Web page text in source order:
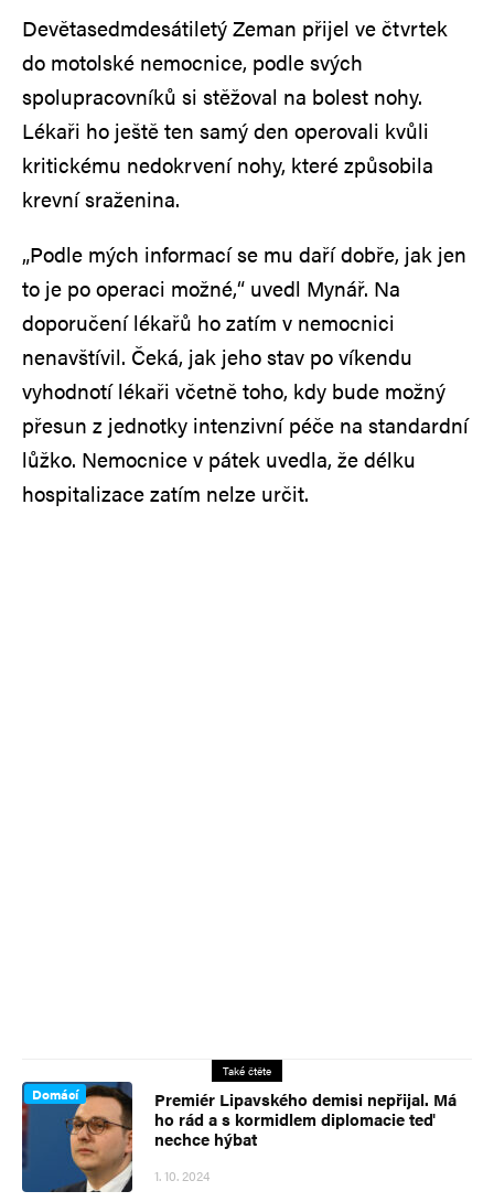
Devětasedmdesátiletý Zeman přijel ve čtvrtek
do motolské nemocnice, podle svých
spolupracovníků si stěžoval na bolest nohy.
Lékaři ho ještě ten samý den operovali kvůli
kritickému nedokrvení nohy, které způsobila
krevní sraženina.
„Podle mých informací se mu daří dobře, jak jen
to je po operaci možné,“ uvedl Mynář. Na
doporučení lékařů ho zatím v nemocnici
nenavštívil. Čeká, jak jeho stav po víkendu
vyhodnotí lékaři včetně toho, kdy bude možný
přesun z jednotky intenzivní péče na standardní
lůžko. Nemocnice v pátek uvedla, že délku
hospitalizace zatím nelze určit.
Také čtěte
Domácí
Premiér Lipavského demisi nepřijal. Má
ho rád a s kormidlem diplomacie teď
nechce hýbat
1. 10. 2024